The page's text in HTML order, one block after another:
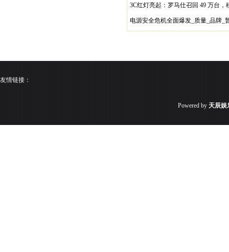
3C红灯亮起：罗马仕召回 49 万台，
电源安全危机全面爆发_质量_品牌_
友情链接：
Powered by 天辰娱